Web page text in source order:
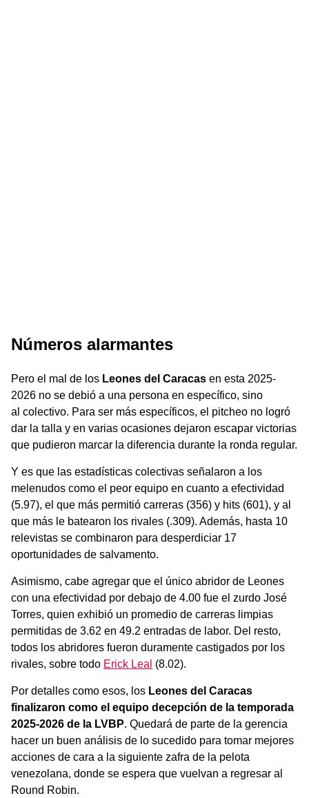
Números alarmantes
Pero el mal de los Leones del Caracas en esta 2025-
2026 no se debió a una persona en específico, sino
al colectivo. Para ser más específicos, el pitcheo no logró
dar la talla y en varias ocasiones dejaron escapar victorias
que pudieron marcar la diferencia durante la ronda regular.
Y es que las estadísticas colectivas señalaron a los
melenudos como el peor equipo en cuanto a efectividad
(5.97), el que más permitió carreras (356) y hits (601), y al
que más le batearon los rivales (.309). Además, hasta 10
relevistas se combinaron para desperdiciar 17
oportunidades de salvamento.
Asimismo, cabe agregar que el único abridor de Leones
con una efectividad por debajo de 4.00 fue el zurdo José
Torres, quien exhibió un promedio de carreras limpias
permitidas de 3.62 en 49.2 entradas de labor. Del resto,
todos los abridores fueron duramente castigados por los
rivales, sobre todo Erick Leal (8.02).
Por detalles como esos, los Leones del Caracas
finalizaron como el equipo decepción de la temporada
2025-2026 de la LVBP. Quedará de parte de la gerencia
hacer un buen análisis de lo sucedido para tomar mejores
acciones de cara a la siguiente zafra de la pelota
venezolana, donde se espera que vuelvan a regresar al
Round Robin.